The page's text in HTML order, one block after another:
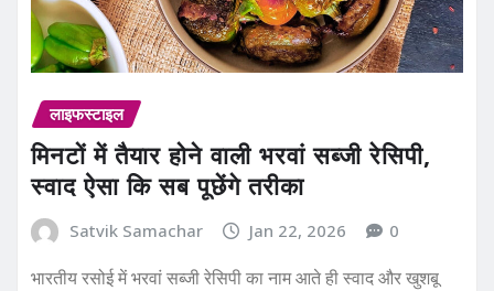
लाइफस्टाइल
मिनटों में तैयार होने वाली भरवां सब्जी रेसिपी,
स्वाद ऐसा कि सब पूछेंगे तरीका
Satvik Samachar Jan 22, 2026 0
भारतीय रसोई में भरवां सब्जी रेसिपी का नाम आते ही स्वाद और खुशबू